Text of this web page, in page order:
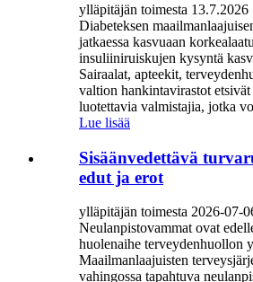
ylläpitäjän toimesta 13.7.2026
Diabeteksen
jatkaessa kasvuaan
insuliiniruiskujen kysyntä
Sairaalat, apteekit,
valtion hankintavirastot etsivät
luotettavia valmistajia, jotka
Lue lisää
Sisäänvedettävä
edut ja erot
ylläpitäjän toimesta 2026-07-
Neulanpistovammat ovat
huolenaihe terveydenhuollon
Maailmanlaajuisten
vahingossa tapahtuva